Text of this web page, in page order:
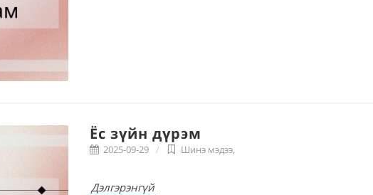
Ёс зүйн дүрэм
2025-09-29 Шинэ мэдээ,
Дэлгэрэнгүй